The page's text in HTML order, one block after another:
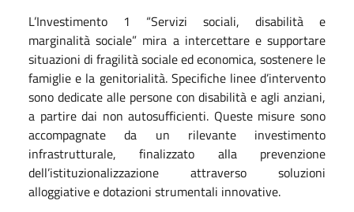
L’Investimento 1 “Servizi sociali, disabilità e
marginalità sociale” mira a intercettare e supportare
situazioni di fragilità sociale ed economica, sostenere le
famiglie e la genitorialità. Specifiche linee d’intervento
sono dedicate alle persone con disabilità e agli anziani,
a partire dai non autosufficienti. Queste misure sono
accompagnate da un rilevante investimento
infrastrutturale, finalizzato alla prevenzione
dell’istituzionalizzazione attraverso soluzioni
alloggiative e dotazioni strumentali innovative.